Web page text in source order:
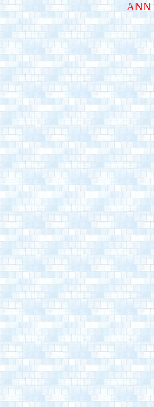
ANN